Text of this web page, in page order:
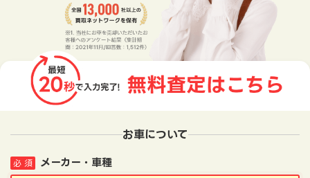
お車について
メーカー・車種
必 須